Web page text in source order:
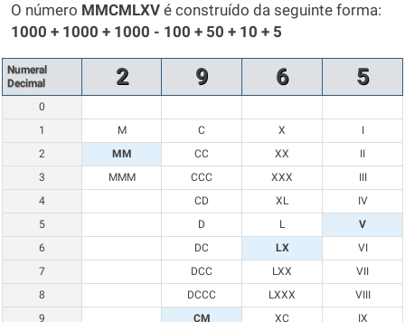
O número MMCMLXV é construído da seguinte forma:
1000 + 1000 + 1000 - 100 + 50 + 10 + 5
Numeral
Decimal
2 9 6 5
0
1
M C X
I
2
MM CC XX
II
3
MMM CCC XXX
III
4
CD XL
IV
5
D L
V
6
DC LX
VI
7
DCC LXX
VII
8
DCCC LXXX
VIII
9
CM XC IX